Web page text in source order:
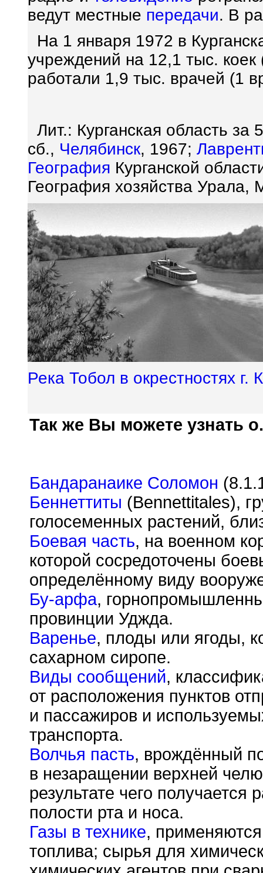
ведут местные передачи. В
На 1 января 1972 в
учреждений на 12,1 тыс.
работали 1,9 тыс. врачей (1
Лит.: Курганская область за
сб., Челябинск, 1967;
География Курганской
География хозяйства
Река Тобол в окрестностях г.
Так же Вы можете узнать
Бандаранаике Соломон
Беннеттиты (Bennettitales),
голосеменных растений,
Боевая часть, на военном
которой сосредоточены
определённому виду
Бу-арфа,
провинции Уджда.
Варенье, плоды или ягоды,
сахарном сиропе.
Виды сообщений,
от расположения пунктов
и пассажиров и
транспорта.
Волчья пасть, врождённый
в незаращении верхней
результате чего
полости рта и носа.
Газы в технике,
топлива; сырья для